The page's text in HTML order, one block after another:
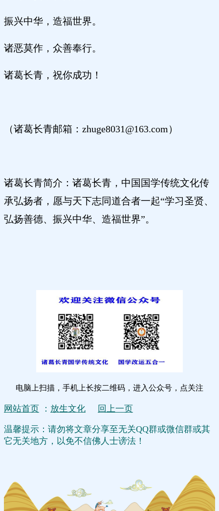
振兴中华，造福世界。
诸恶莫作，众善奉行。
诸葛长青，祝你成功！
（诸葛长青邮箱：zhuge8031@163.com）
诸葛长青简介：诸葛长青，中国国学传统文化传
承弘扬者，愿与天下志同道合者一起“学习圣贤、
弘扬善德、振兴中华、造福世界”。
电脑上扫描，手机上长按二维码，进入公众号，点关注
网站首页 ： 放生文化 回上一页
温馨提示：请勿将文章分享至无关QQ群或微信群或其
它无关地方，以免不信佛人士谤法！